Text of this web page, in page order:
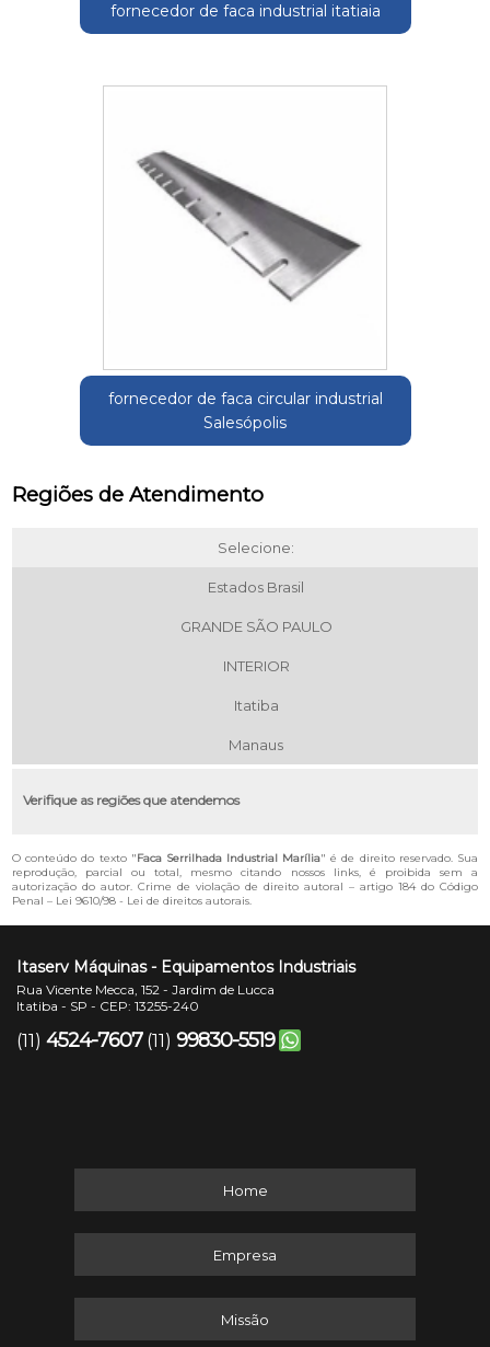
fornecedor de faca industrial itatiaia
fornecedor de faca circular industrial
Salesópolis
Regiões de Atendimento
Selecione:
Estados Brasil
GRANDE SÃO PAULO
INTERIOR
Itatiba
Manaus
Verifique as regiões que atendemos
O conteúdo do texto "Faca Serrilhada Industrial Marília" é de direito reservado. Sua
reprodução, parcial ou total, mesmo citando nossos links, é proibida sem a
autorização do autor. Crime de violação de direito autoral – artigo 184 do Código
Penal – Lei 9610/98 - Lei de direitos autorais.
Itaserv Máquinas - Equipamentos Industriais
Rua Vicente Mecca, 152 - Jardim de Lucca
Itatiba - SP - CEP: 13255-240
(11) 4524-7607 (11) 99830-5519
Home
Empresa
Missão